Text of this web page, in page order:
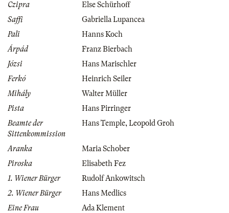
Czipra
Else Schürhoff
Saffi
Gabriella Lupancea
Pali
Hanns Koch
Árpád
Franz Bierbach
Józsi
Hans Marischler
Ferkó
Heinrich Seiler
Mihály
Walter Müller
Pista
Hans Pirringer
Beamte der
Sittenkommission
Hans Temple,Leopold Groh
Aranka
Maria Schober
Piroska
Elisabeth Fez
1. Wiener Bürger
Rudolf Ankowitsch
2. Wiener Bürger
Hans Medlics
Eine Frau
Ada Klement